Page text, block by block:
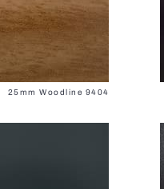
25mm Woodline 9404